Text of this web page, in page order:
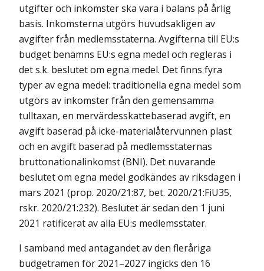
utgifter och inkomster ska vara i balans på årlig
basis. Inkomsterna utgörs huvudsakligen av
avgifter från medlemsstaterna. Avgifterna till EU:s
budget benämns EU:s egna medel och regleras i
det s.k. beslutet om egna medel. Det finns fyra
typer av egna medel: traditionella egna medel som
utgörs av inkomster från den gemensamma
tulltaxan, en mervärdesskattebaserad avgift, en
avgift baserad på icke-materialåtervunnen plast
och en avgift baserad på medlemsstaternas
bruttonationalinkomst (BNI). Det nuvarande
beslutet om egna medel godkändes av riksdagen i
mars 2021 (prop. 2020/21:87, bet. 2020/21:FiU35,
rskr. 2020/21:232). Beslutet är sedan den 1 juni
2021 ratificerat av alla EU:s medlemsstater.
I samband med antagandet av den fleråriga
budgetramen för 2021–2027 ingicks den 16